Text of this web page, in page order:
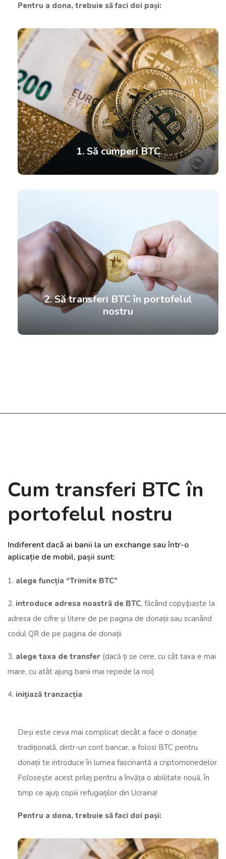
Pentru a dona, trebuie să faci doi pași:
1. Să cumperi BTC
2. Să transferi BTC în portofelul
nostru
Cum transferi BTC în
portofelul nostru
Indiferent dacă ai banii la un exchange sau într-o
aplicație de mobil, pașii sunt:
1. alege funcția “Trimite BTC”
2. introduce adresa noastră de BTC, făcând copy/paste la
adresa de cifre și litere de pe pagina de donații sau scanând
codul QR de pe pagina de donații
3. alege taxa de transfer (dacă ți se cere, cu cât taxa e mai
mare, cu atât ajung banii mai repede la noi)
4. inițiază tranzacția
Deși este ceva mai complicat decât a face o donație
tradițională, dintr-un cont bancar, a folosi BTC pentru
donații te introduce în lumea fascinantă a criptomonedelor.
Folosește acest prilej pentru a învăța o abilitate nouă, în
timp ce ajuți copiii refugiaților din Ucraina!
Pentru a dona, trebuie să faci doi pași: